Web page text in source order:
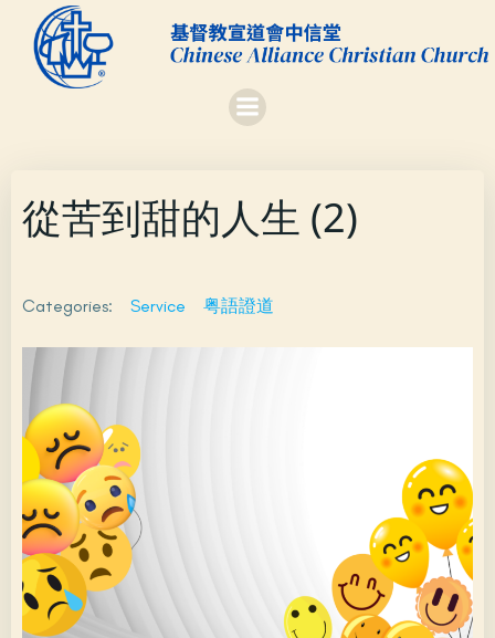
to
content
從苦到甜的人生 (2)
Categories: Service 粤語證道